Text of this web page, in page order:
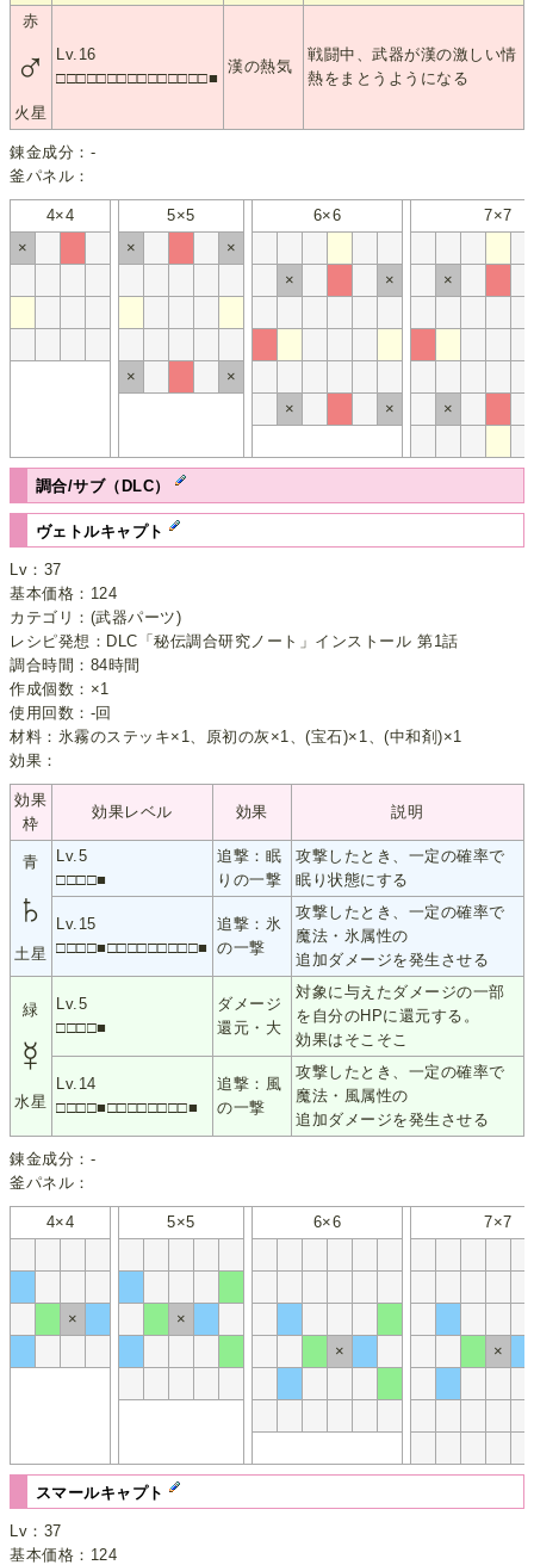
赤
♂
火星
Lv.16
□□□□□□□□□□□□□□□■
漢の熱気
戦闘中、武器が漢の激しい情
熱をまとうようになる
錬金成分：-
釜パネル：
4×4 5×5 6×6
7×7
×
×
×
×
× ×
×
×
×
× ×
調合/サブ（DLC）
ヴェトルキャプト
Lv：37
基本価格：124
カテゴリ：(武器パーツ)
レシピ発想：DLC「秘伝調合研究ノート」インストール 第1話
調合時間：84時間
作成個数：×1
使用回数：-回
材料：氷霧のステッキ×1、原初の灰×1、(宝石)×1、(中和剤)×1
効果：
効果
枠
効果レベル 効果 説明
青
♄
土星
Lv.5
□□□□■
追撃：眠
りの一撃
攻撃したとき、一定の確率で
眠り状態にする
Lv.15
□□□□■□□□□□□□□□■
追撃：氷
の一撃
攻撃したとき、一定の確率で
魔法・氷属性の
追加ダメージを発生させる
緑
☿
水星
Lv.5
□□□□■
ダメージ
還元・大
対象に与えたダメージの一部
を自分のHPに還元する。
効果はそこそこ
Lv.14
□□□□■□□□□□□□□■
追撃：風
の一撃
攻撃したとき、一定の確率で
魔法・風属性の
追加ダメージを発生させる
錬金成分：-
釜パネル：
4×4 5×5 6×6 7×7
×
×
×
×
スマールキャプト
Lv：37
基本価格：124